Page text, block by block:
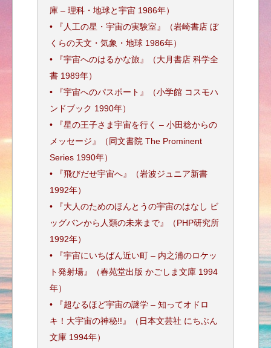
庫 – 理科・地球と宇宙 1986年）
• 『人工の星・宇宙の実験室』（岩崎書店 ぼ
くらの天文・気象・地球 1986年）
• 『宇宙へのはるかな旅』（大月書店 科学全
書 1989年）
• 『宇宙へのパスポート』（小学館 コスモハ
ンドブック 1990年）
• 『星の王子さま宇宙を行く – 小田稔からの
メッセージ』（同文書院 The Prominent
Series 1990年）
• 『飛びだせ宇宙へ』（岩波ジュニア新書
1992年）
• 『大人のためのほんとうの宇宙のはなし ビ
ッグバンから人類の未来まで』（PHP研究所
1992年）
• 『宇宙にいちばん近い町 – 内之浦のロケッ
ト発射場』（春苑堂出版 かごしま文庫 1994
年）
• 『超なるほど宇宙の謎学 – 知ってオドロ
キ！大宇宙の神秘!!』（日本文芸社 にちぶん
文庫 1994年）